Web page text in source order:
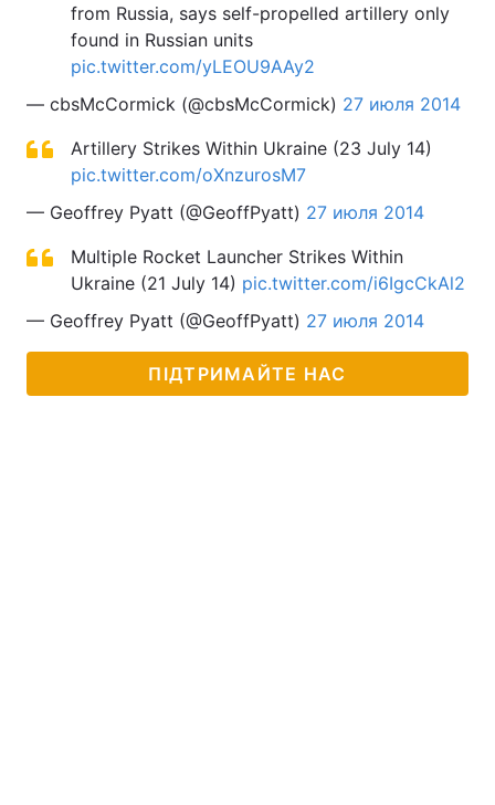
from Russia, says self-propelled artillery only
found in Russian units
pic.twitter.com/yLEOU9AAy2
— cbsMcCormick (@cbsMcCormick) 27 июля 2014
Artillery Strikes Within Ukraine (23 July 14)
pic.twitter.com/oXnzurosM7
— Geoffrey Pyatt (@GeoffPyatt) 27 июля 2014
Multiple Rocket Launcher Strikes Within
Ukraine (21 July 14) pic.twitter.com/i6IgcCkAl2
— Geoffrey Pyatt (@GeoffPyatt) 27 июля 2014
ПІДТРИМАЙТЕ НАС